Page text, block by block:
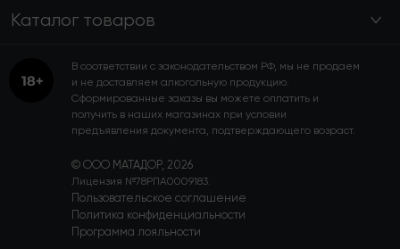
Каталог товаров
© ООО МАТАДОР, 2026
Лицензия №78РПА0009183.
Пользовательское соглашение
Политика конфиденциальности
Программа лояльности
В соответствии с законодательством РФ, мы не продаем
и не доставляем алкогольную продукцию.
Сформированные заказы вы можете оплатить и
получить в наших магазинах при условии
предъявления документа, подтверждающего возраст.